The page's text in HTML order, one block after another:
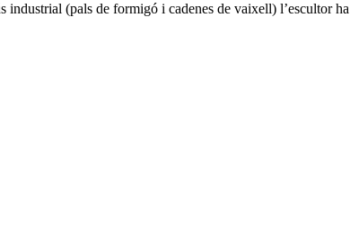
(pals de formigó i cadenes de vaixell) l’escultor ha